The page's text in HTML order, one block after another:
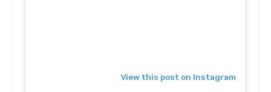
View this post on Instagram